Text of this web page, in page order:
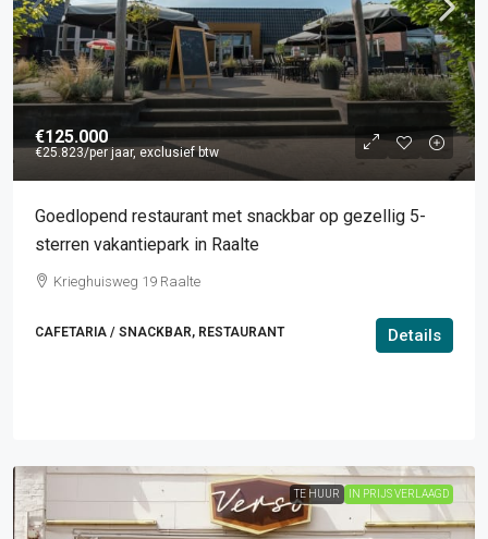
€125.000
€25.823/per jaar, exclusief btw
Goedlopend restaurant met snackbar op gezellig 5-
sterren vakantiepark in Raalte
Krieghuisweg 19 Raalte
CAFETARIA / SNACKBAR, RESTAURANT Details
TE HUUR IN PRIJS VERLAAGD